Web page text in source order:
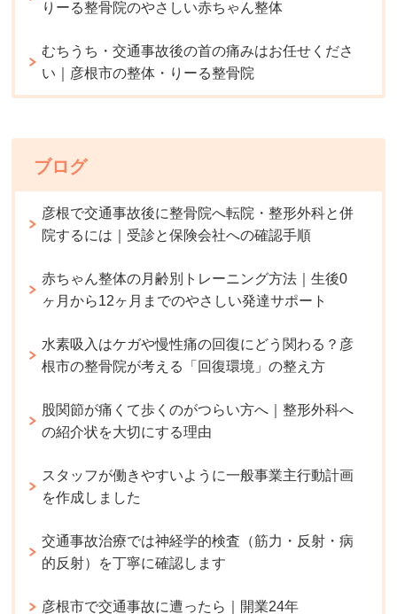
りーる整骨院のやさしい赤ちゃん整体
むちうち・交通事故後の首の痛みはお任せくださ
い｜彦根市の整体・りーる整骨院
ブログ
彦根で交通事故後に整骨院へ転院・整形外科と併
院するには｜受診と保険会社への確認手順
赤ちゃん整体の月齢別トレーニング方法｜生後0
ヶ月から12ヶ月までのやさしい発達サポート
水素吸入はケガや慢性痛の回復にどう関わる？彦
根市の整骨院が考える「回復環境」の整え方
股関節が痛くて歩くのがつらい方へ｜整形外科へ
の紹介状を大切にする理由
スタッフが働きやすいように一般事業主行動計画
を作成しました
交通事故治療では神経学的検査（筋力・反射・病
的反射）を丁寧に確認します
彦根市で交通事故に遭ったら｜開業24年